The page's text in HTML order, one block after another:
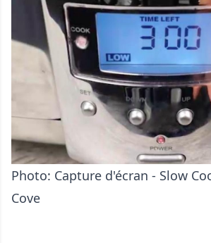
Photo: Capture d'écran - Slow
Cove